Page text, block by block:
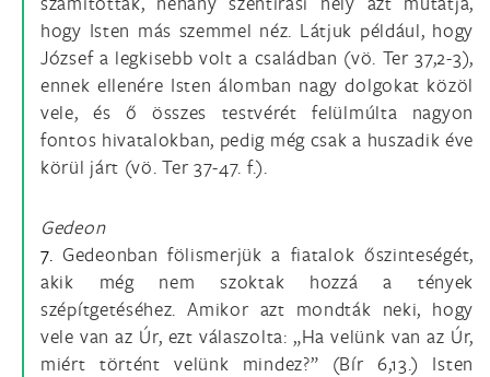
hogy Isten más szemmel néz. Látjuk például, hogy
József a legkisebb volt a családban (vö. Ter 37,2-3),
ennek ellenére Isten álomban nagy dolgokat közöl
vele, és ő összes testvérét felülmúlta nagyon
fontos hivatalokban, pedig még csak a huszadik éve
körül járt (vö. Ter 37-47. f.).
Gedeon
7. Gedeonban fölismerjük a fiatalok őszinteségét,
akik még nem szoktak hozzá a tények
szépítgetéséhez. Amikor azt mondták neki, hogy
vele van az Úr, ezt válaszolta: „Ha velünk van az Úr,
miért történt velünk mindez?” (Bír 6,13.) Isten